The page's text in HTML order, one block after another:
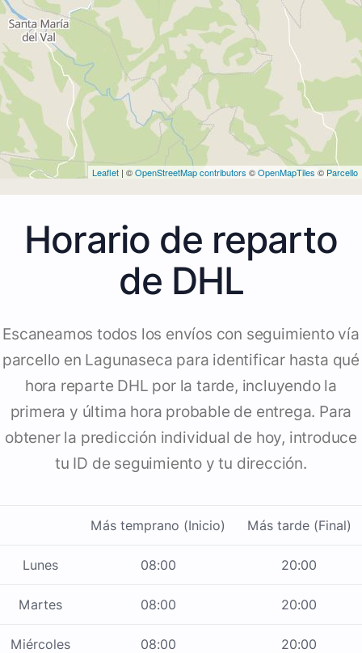
Leaflet | ©OpenStreetMap contributors ©OpenMapTiles © Parcello
Horario de reparto
de DHL
Escaneamos todos los envíos con seguimiento vía
parcello en Lagunaseca para identificar hasta qué
hora reparte DHL por la tarde, incluyendo la
primera y última hora probable de entrega. Para
obtener la predicción individual de hoy, introduce
tu ID de seguimiento y tu dirección.
Más temprano (Inicio) Más tarde (Final)
Lunes 08:00 20:00
Martes 08:00 20:00
Miércoles 08:00 20:00